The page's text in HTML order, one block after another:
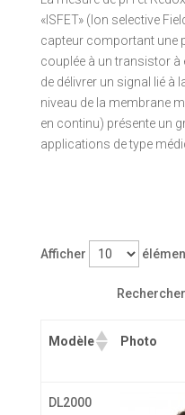
«ISFET» (Ion selective
capteur comportant une
couplée à un transistor à
de délivrer un signal lié à
niveau de la membrane
en continu) présente un
applications de type
Afficher
Modèle Photo
DL2000